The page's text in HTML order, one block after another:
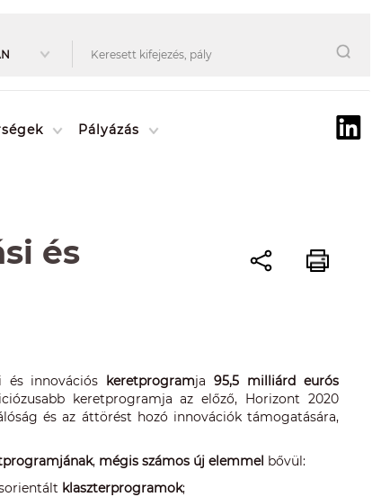
Pályázás
és
és innovációs keretprogramja95,5 milliárd eurós
keretprogramja az előző, Horizont 2020
és az áttörést hozó innovációk támogatására,
, mégis számos új elemmel bővül:
klaszterprogramok;